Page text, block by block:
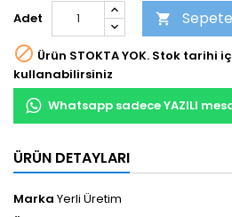
Adet 
 Ürün STOKTA YOK. Stok tarihi
kullanabilirsiniz
Whatsapp sadece YAZILI
ÜRÜN DETAYLARI
Marka Yerli Üretim